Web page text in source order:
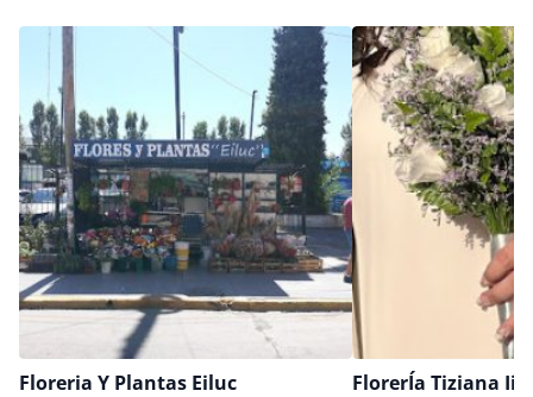
Floreria Y Plantas Eiluc FlorerÍa Tiziana Ii